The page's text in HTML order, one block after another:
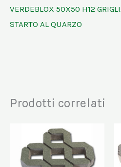
VERDEBLOX 50X50 H12
STARTO AL QUARZO
Prodotti correlati